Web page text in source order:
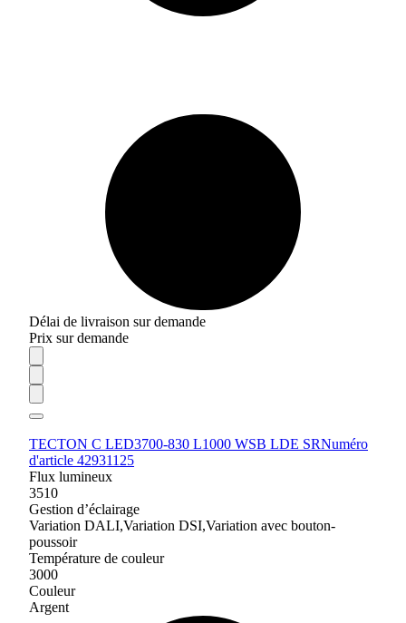
Délai de livraison sur demande
Prix sur demande
TECTON C LED3700-830 L1000 WSB LDE SRNuméro
d'article 42931125
Flux lumineux
3510
Gestion d’éclairage
Variation DALI,Variation DSI,Variation avec bouton-
poussoir
Température de couleur
3000
Couleur
Argent